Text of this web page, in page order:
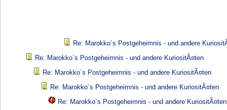
Re: Marokko`s Postgeheimnis - und andere
Re: Marokko`s Postgeheimnis - und andere KuriositÃ¤ten
Re: Marokko`s Postgeheimnis - und andere KuriositÃ¤ten
Re: Marokko`s Postgeheimnis - und andere KuriositÃ¤ten
Re: Marokko`s Postgeheimnis - und andere KuriositÃ¤ten